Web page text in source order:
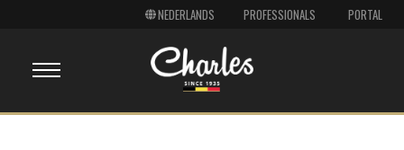
PROFESSIONALS PORTAL